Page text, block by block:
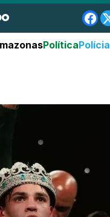
PolíticaPolícia